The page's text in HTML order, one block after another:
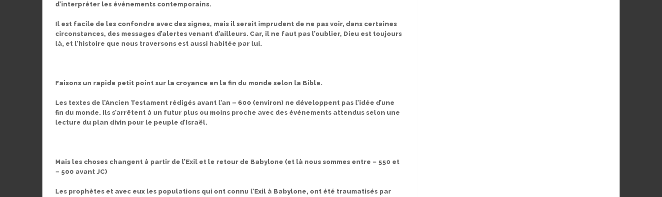
d’interpréter les événements contemporains.
Il est facile de les confondre avec des signes, mais il serait imprudent de ne pas voir, dans certaines
circonstances, des messages d’alertes venant d’ailleurs. Car, il ne faut pas l’oublier, Dieu est toujours
là, et l’histoire que nous traversons est aussi habitée par lui.
Faisons un rapide petit point sur la croyance en la fin du monde selon la Bible.
Les textes de l’Ancien Testament rédigés avant l’an – 600 (environ) ne développent pas l’idée d’une
fin du monde. Ils s’arrêtent à un futur plus ou moins proche avec des événements attendus selon une
lecture du plan divin pour le peuple d’Israël.
Mais les choses changent à partir de l’Exil et le retour de Babylone (et là nous sommes entre – 550 et
– 500 avant JC)
Les prophètes et avec eux les populations qui ont connu l’Exil à Babylone, ont été traumatisés par